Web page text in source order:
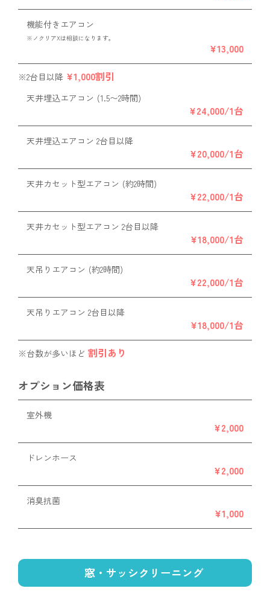
機能付きエアコン
※ノクリアXは相談になります。
¥13,000
※2台目以降 ¥1,000割引
天井埋込エアコン (1.5〜2時間)
¥24,000/1台
天井埋込エアコン 2台目以降
¥20,000/1台
天井カセット型エアコン (約2時間)
¥22,000/1台
天井カセット型エアコン 2台目以降
¥18,000/1台
天吊りエアコン (約2時間)
¥22,000/1台
天吊りエアコン 2台目以降
¥18,000/1台
※台数が多いほど 割引あり
オプション価格表
室外機
¥2,000
ドレンホース
¥2,000
消臭抗菌
¥1,000
窓・サッシクリーニング